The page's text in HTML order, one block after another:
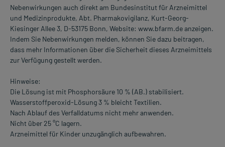
Nebenwirkungen auch direkt am Bundesinstitut für Arzneimittel
und Medizinprodukte, Abt. Pharmakovigilanz, Kurt-Georg-
Kiesinger Allee 3, D-53175 Bonn, Website: www.bfarm.de anzeigen.
Indem Sie Nebenwirkungen melden, können Sie dazu beitragen,
dass mehr Informationen über die Sicherheit dieses Arzneimittels
zur Verfügung gestellt werden.
Hinweise:
Die Lösung ist mit Phosphorsäure 10 % (AB.) stabilisiert.
Wasserstoffperoxid-Lösung 3 % bleicht Textilien.
Nach Ablauf des Verfalldatums nicht mehr anwenden.
Nicht über 25 °C lagern.
Arzneimittel für Kinder unzugänglich aufbewahren.